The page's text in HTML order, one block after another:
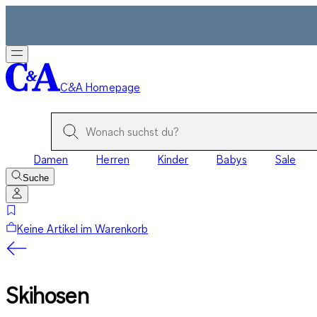
C&A Homepage
Damen Herren Kinder Babys Sale
Suche
Keine Artikel im Warenkorb
Skihosen